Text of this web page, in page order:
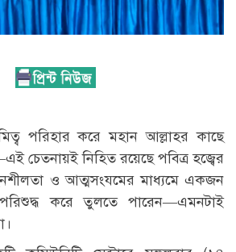
পরিহার করে মহান আল্লাহর কাছে
চেতনায়ই নিহিত রয়েছে পবিত্র হজ্বের
ও আত্মসংযমের মাধ্যমে একজন
করে তুলতে পারেন—এমনটাই